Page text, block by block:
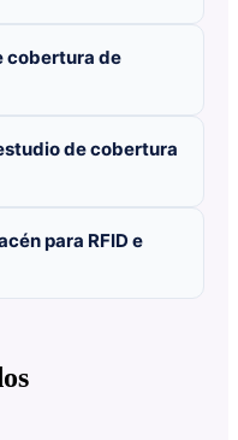
cobertura de
de cobertura
para RFID e